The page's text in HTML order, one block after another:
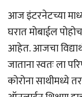
आज इंटरनेटच्या
घरात मोबाईल
आहेत. आजचा
जाताना स्वतः ला
कोरोना साथीमध्ये